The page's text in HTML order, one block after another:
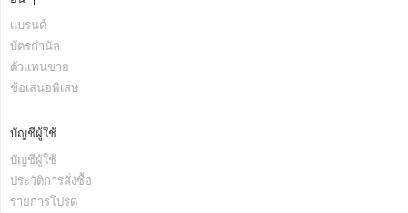
แบรนด์
บัตรกำนัล
ตัวแทนขาย
ข้อเสนอพิเสษ
บัญชีผู้ใช้
บัญชีผู้ใช้
ประวัติการสั่งซื้อ
รายการโปรด